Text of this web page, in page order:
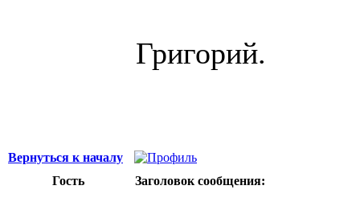
Григорий.
Вернуться к началу
Гость
Заголовок сообщения: